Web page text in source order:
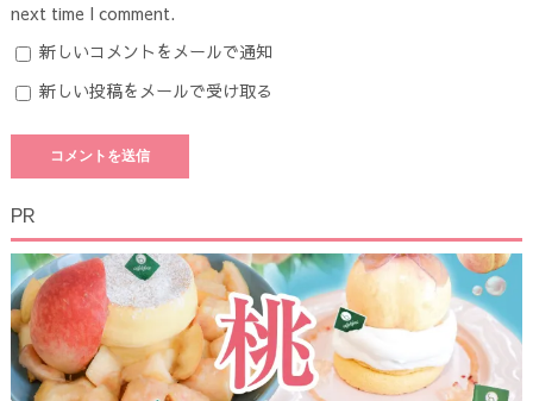
next time I comment.
新しいコメントをメールで通知
新しい投稿をメールで受け取る
PR